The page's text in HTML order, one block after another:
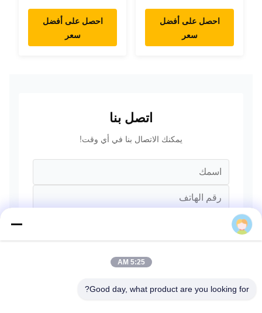
احصل على أفضل
سعر
احصل على أفضل
سعر
اتصل بنا
يمكنك الاتصال بنا في أي وقت!
5:25 AM
Good day, what product are you looking for?